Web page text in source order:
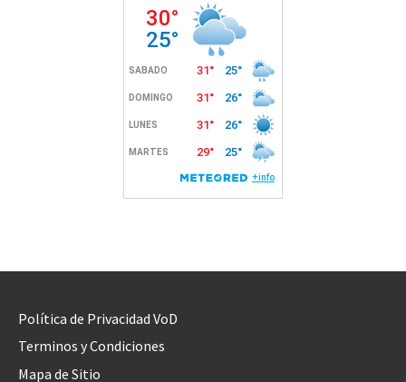
Política de Privacidad VoD
Terminos y Condiciones
Mapa de Sitio